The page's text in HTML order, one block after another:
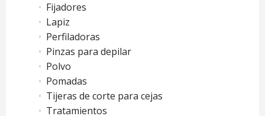
Fijadores
Lapiz
Perfiladoras
Pinzas para depilar
Polvo
Pomadas
Tijeras de corte para cejas
Tratamientos